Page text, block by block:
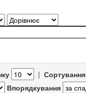
| Сортування
Впорядкування